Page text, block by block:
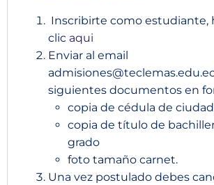
Inscribirte como estudiante,
clic aqui
Enviar al email
siguientes documentos en
copia de cédula de
copia de título de
grado
foto tamaño carnet.
Una vez postulado debes